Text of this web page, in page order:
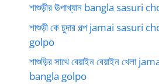
শাশুড়ীর ঊপাখ্যান bangla sasuri
শাশুড়ী কে চুদার গল্প jamai sasuri
golpo
শাশুড়ির সাথে বেয়াইন বেয়াইন খেলা
bangla golpo